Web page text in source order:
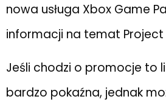
nowa usługa Xbox Game
informacji na temat Project
Jeśli chodzi o promocje to
bardzo pokaźna, jednak